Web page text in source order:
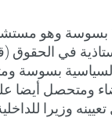
السيد خالد النوري من مواليد 31 مارس 1976
في الحقوق
بسوسة
ومتحصل أيضا
وزيرا